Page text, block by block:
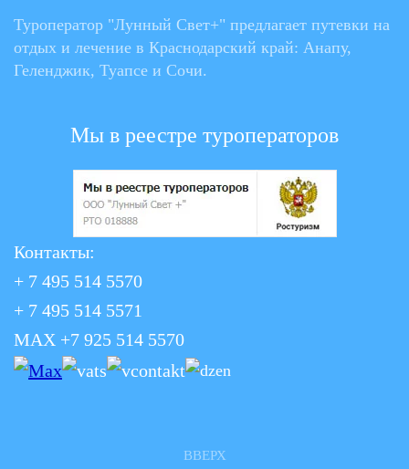
Туроператор "Лунный Свет+" предлагает путевки на
отдых и лечение в Краснодарский край: Анапу,
Геленджик, Туапсе и Сочи.
Мы в реестре туроператоров
Контакты:
+ 7 495 514 5570
+ 7 495 514 5571
MAX +7 925 514 5570
ВВЕРХ